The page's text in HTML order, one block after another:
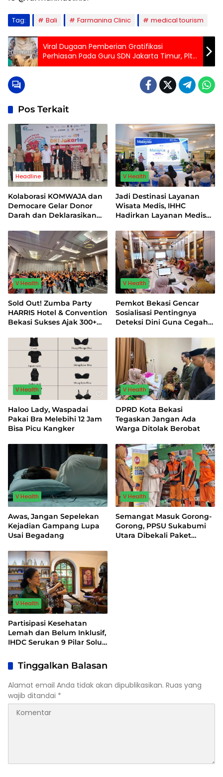
Tag: Bali Farmanina Clinic medical tourism
Viral Dugaan Pemberian Gratifikasi
Perhiasan Pada Guru SDN Jakarta Timur, Plt
Disdik Akan Tindak Tegas
Pos Terkait
Headline
Kolaborasi KOMWAJA dan
Democare Gelar Donor
Darah dan Deklarasikan
V Health
Jadi Destinasi Layanan
Wisata Medis, IHHC
Hadirkan Layanan Medis
Indonesia
V Health
Sold Out! Zumba Party
HARRIS Hotel & Convention
Bekasi Sukses Ajak 300+
Hidup “Living in Balance”
V Health
Pemkot Bekasi Gencar
Sosialisasi Pentingnya
Deteksi Dini Guna Cegah
V Health
Haloo Lady, Waspadai
Pakai Bra Melebihi 12 Jam
Bisa Picu Kangker
V Health
DPRD Kota Bekasi
Tegaskan Jangan Ada
Warga Ditolak Berobat
V Health
Awas, Jangan Sepelekan
Kejadian Gampang Lupa
Usai Begadang
V Health
Semangat Masuk Gorong-
Gorong, PPSU Sukabumi
Utara Dibekali Paket
V Health
Partisipasi Kesehatan
Lemah dan Belum Inklusif,
IHDC Serukan 9 Pilar Solusi
Penguatan Partisipasi
Kesehatan Masyarakat
Tinggalkan Balasan
Alamat email Anda tidak akan dipublikasikan. Ruas yang
wajib ditandai *